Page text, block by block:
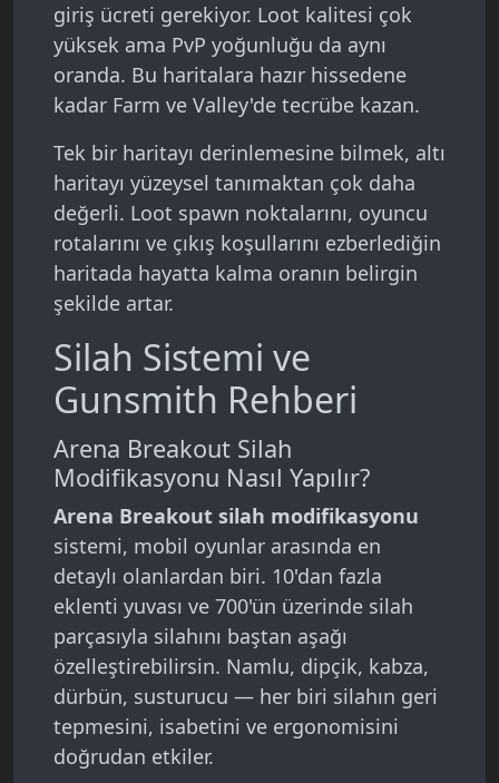
giriş ücreti gerekiyor. Loot kalitesi çok
yüksek ama PvP yoğunluğu da aynı
oranda. Bu haritalara hazır hissedene
kadar Farm ve Valley'de tecrübe kazan.
Tek bir haritayı derinlemesine bilmek, altı
haritayı yüzeysel tanımaktan çok daha
değerli. Loot spawn noktalarını, oyuncu
rotalarını ve çıkış koşullarını ezberlediğin
haritada hayatta kalma oranın belirgin
şekilde artar.
Silah Sistemi ve
Gunsmith Rehberi
Arena Breakout Silah
Modifikasyonu Nasıl Yapılır?
Arena Breakout silah modifikasyonu
sistemi, mobil oyunlar arasında en
detaylı olanlardan biri. 10'dan fazla
eklenti yuvası ve 700'ün üzerinde silah
parçasıyla silahını baştan aşağı
özelleştirebilirsin. Namlu, dipçik, kabza,
dürbün, susturucu — her biri silahın geri
tepmesini, isabetini ve ergonomisini
doğrudan etkiler.